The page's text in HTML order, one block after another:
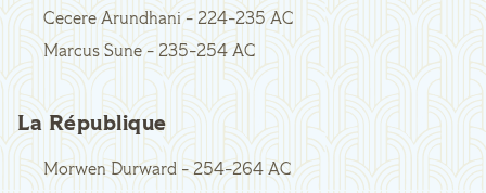
Cecere Arundhani - 224-235 AC
Marcus Sune - 235-254 AC
La République
Morwen Durward - 254-264 AC